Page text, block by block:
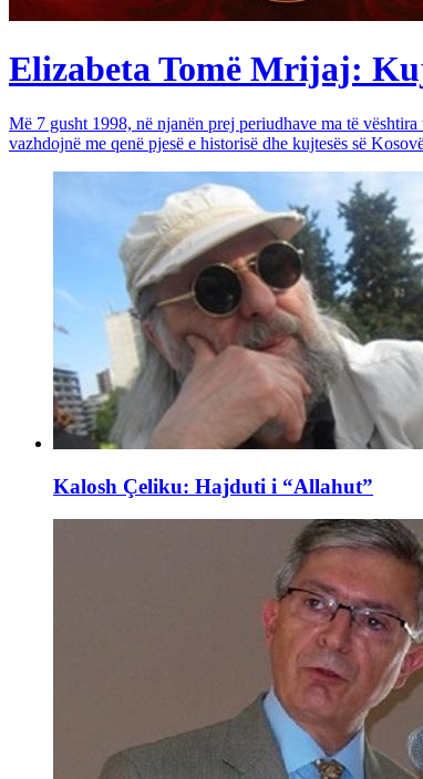
Elizabeta Tomë Mrijaj:
Më 7 gusht 1998, në njanën prej periudhave ma të
vazhdojnë me qenë pjesë e historisë dhe kujtesës së
Kalosh Çeliku: Hajduti i “Allahut”